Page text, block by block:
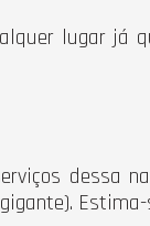
lugar já
dessa